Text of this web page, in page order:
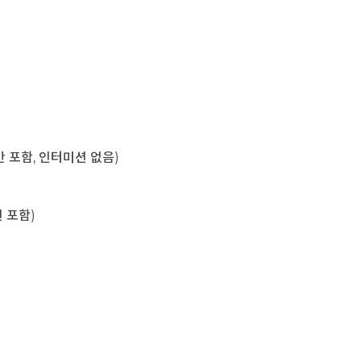
함, 인터미션 없음)
포함)